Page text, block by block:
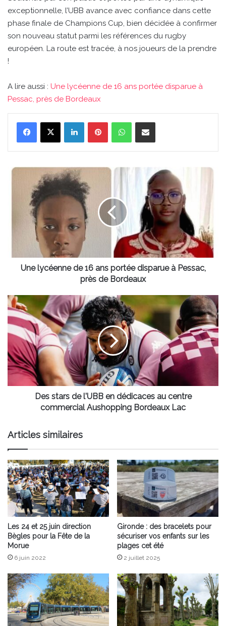
exceptionnelle, l’UBB avance avec confiance dans cette
phase finale de Champions Cup, bien décidée à confirmer
son nouveau statut parmi les références du rugby
européen. La route est tracée, à nos joueurs de la prendre
!
A lire aussi : Une lycéenne de 16 ans portée disparue à
Pessac, près de Bordeaux
LinkedinPinterestWhatsAppPartager par email
Une
Pessac,
Une lycéenne de 16 ans portée disparue à Pessac,
près de Bordeaux
Des
stars
l'UBB
dédicaces
au
centre
commercial
AushoppingDes stars de l'UBB en dédicaces au centre
commercial Aushopping Bordeaux Lac
Articles similaires
Les 24 et 25 juin direction
Bègles pour la Fête de la
Morue
6 juin 2022
Gironde : des bracelets pour
sécuriser vos enfants sur les
plages cet été
2 juillet 2025